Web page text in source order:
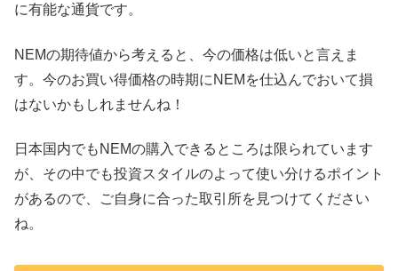
に有能な通貨です。
NEMの期待値から考えると、今の価格は低いと言えま
す。今のお買い得価格の時期にNEMを仕込んでおいて損
はないかもしれませんね！
日本国内でもNEMの購入できるところは限られています
が、その中でも投資スタイルのよって使い分けるポイント
があるので、ご自身に合った取引所を見つけてください
ね。